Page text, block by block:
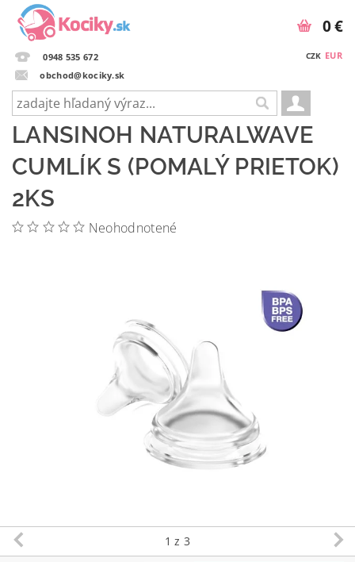
0948 535 672
obchod@kociky.sk
CZK EUR
0 €
LANSINOH NATURALWAVE
CUMLÍK S (POMALÝ PRIETOK)
2KS
Neohodnotené
1 z 3